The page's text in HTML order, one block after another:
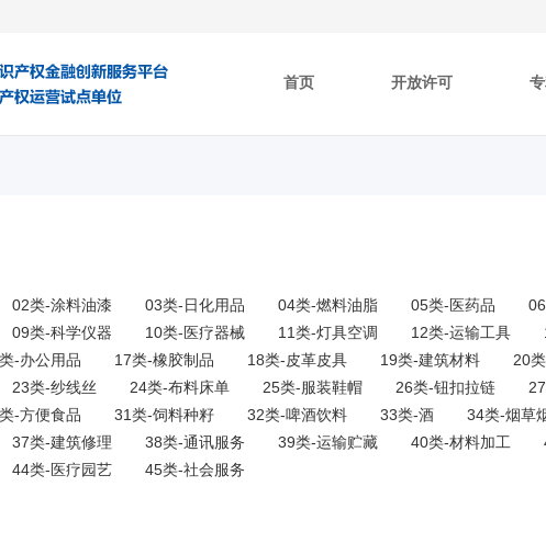
首页 开放许可
02类-涂料油漆 03类-日化用品 04类-燃料油脂 05类-医药品
09类-科学仪器 10类-医疗器械 11类-灯具空调 12类-运输工具
-办公用品 17类-橡胶制品 18类-皮革皮具 19类-建筑材料 20
23类-纱线丝 24类-布料床单 25类-服装鞋帽 26类-钮扣拉链
-方便食品 31类-饲料种籽 32类-啤酒饮料 33类-酒 34类-烟草
37类-建筑修理 38类-通讯服务 39类-运输贮藏 40类-材料加工
44类-医疗园艺 45类-社会服务